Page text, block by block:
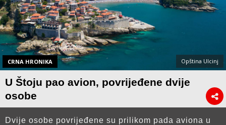
CRNA HRONIKA Opština Ulcinj
U Štoju pao avion, povrijeđene dvije
osobe
Dvije osobe povrijeđene su prilikom pada aviona u